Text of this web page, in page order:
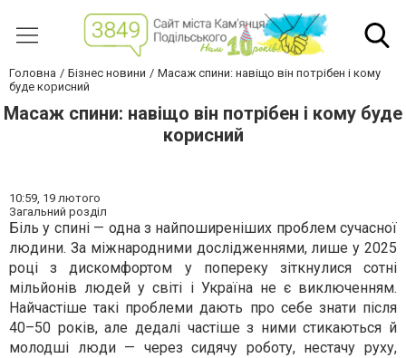
Головна Бізнес новини
Масаж спини: навіщо він потрібен і кому
буде корисний
Масаж спини: навіщо він потрібен і кому буде
корисний
10:59, 19 лютого
Загальний розділ
Біль у спині — одна з найпоширеніших проблем сучасної
людини. За міжнародними дослідженнями, лише у 2025
році з дискомфортом у попереку зіткнулися сотні
мільйонів людей у світі і Україна не є виключенням.
Найчастіше такі проблеми дають про себе знати після
40–50 років, але дедалі частіше з ними стикаються й
молодші люди — через сидячу роботу, нестачу руху,